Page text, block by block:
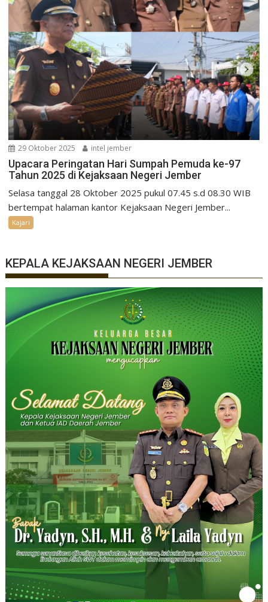
29 Oktober 2025 intel jember
Upacara Peringatan Hari Sumpah Pemuda ke-97
Tahun 2025 di Kejaksaan Negeri Jember
Selasa tanggal 28 Oktober 2025 pukul 07.45 s.d 08.30 WIB
bertempat halaman kantor Kejaksaan Negeri Jember...
Kajari
KEPALA KEJAKSAAN NEGERI JEMBER